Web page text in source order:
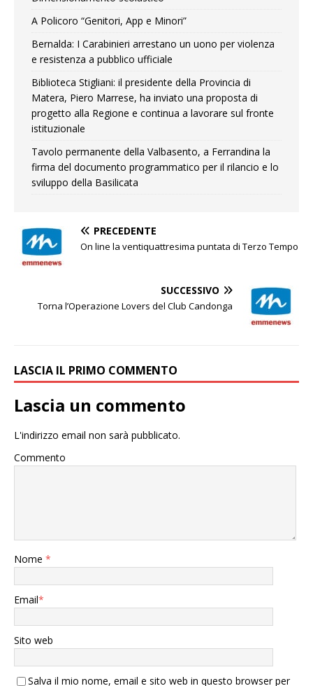
A Policoro “Genitori, App e Minori”
Bernalda: I Carabinieri arrestano un uono per violenza
e resistenza a pubblico ufficiale
Biblioteca Stigliani: il presidente della Provincia di
Matera, Piero Marrese, ha inviato una proposta di
progetto alla Regione e continua a lavorare sul fronte
istituzionale
Tavolo permanente della Valbasento, a Ferrandina la
firma del documento programmatico per il rilancio e lo
sviluppo della Basilicata
PRECEDENTE
On line la ventiquattresima puntata di Terzo Tempo
SUCCESSIVO
Torna l’Operazione Lovers del Club Candonga
LASCIA IL PRIMO COMMENTO
Lascia un commento
L'indirizzo email non sarà pubblicato.
Commento
Nome *
Email*
Sito web
Salva il mio nome, email e sito web in questo browser per